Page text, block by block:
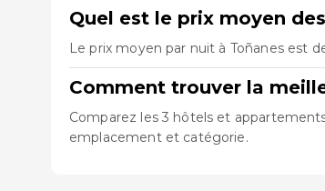
Quel est le prix moyen
Le prix moyen par nuit à Toñanes est
Comment trouver la
Comparez les 3 hôtels et
emplacement et catégorie.